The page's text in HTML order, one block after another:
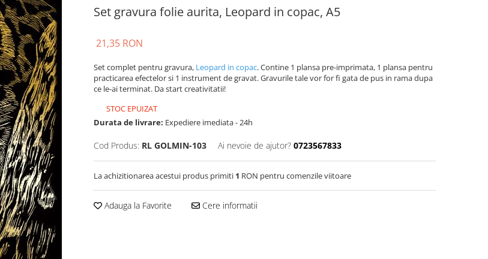
Set gravura folie aurita, Leopard in copac, A5
21,35 RON
Set complet pentru gravura, Leopard in copac. Contine 1 plansa pre-imprimata, 1 plansa pentru
practicarea efectelor si 1 instrument de gravat. Gravurile tale vor for fi gata de pus in rama dupa
ce le-ai terminat. Da start creativitatii!
STOC EPUIZAT
Durata de livrare: Expediere imediata - 24h
Cod Produs: RL GOLMIN-103 Ai nevoie de ajutor? 0723567833
La achizitionarea acestui produs primiti 1 RON pentru comenzile viitoare
Adauga la Favorite Cere informatii